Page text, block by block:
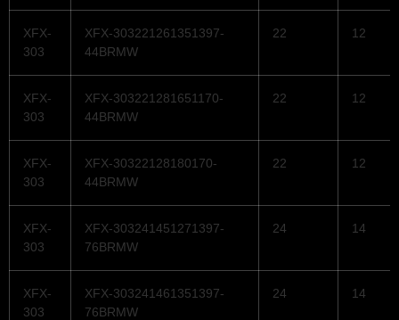
XFX-
303
XFX-303221261351397-
44BRMW
22 12
XFX-
303
XFX-303221281651170-
44BRMW
22 12
XFX-
303
XFX-30322128180170-
44BRMW
22 12
XFX-
303
XFX-303241451271397-
76BRMW
24 14
XFX-
303
XFX-303241461351397-
76BRMW
24 14